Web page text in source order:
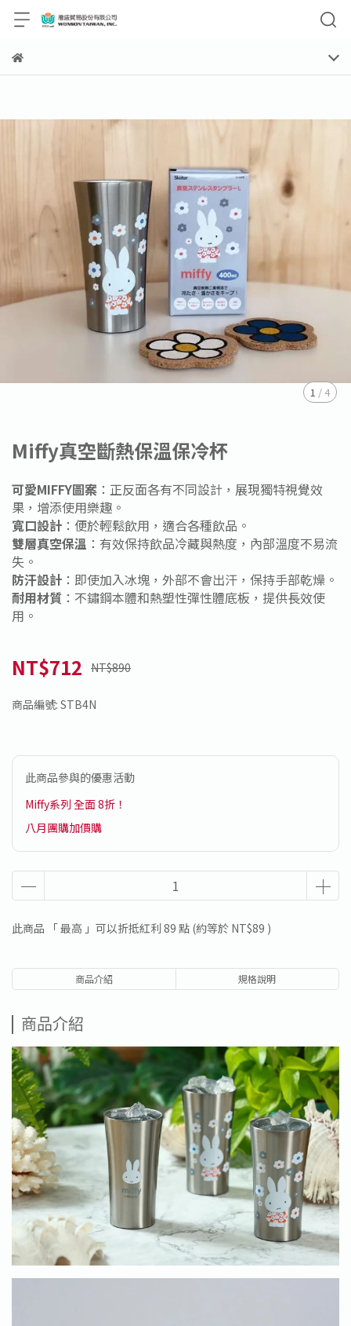
1 / 4
Miffy真空斷熱保溫保冷杯
可愛MIFFY圖案 ：正反面各有不同設計，展現獨特視覺效
果，增添使用樂趣。
寬口設計 ：便於輕鬆飲用，適合各種飲品。
雙層真空保溫 ：有效保持飲品冷藏與熱度，內部溫度不易流
失。
防汗設計 ：即使加入冰塊，外部不會出汗，保持手部乾燥。
耐用材質 ：不鏽鋼本體和熱塑性彈性體底板，提供長效使
用。
NT$712 NT$890
商品編號: STB4N
此商品參與的優惠活動
Miffy系列 全面 8折！
八月團購加價購
此商品 「 最高 」可以折抵紅利 89 點 (約等於 NT$89 )
商品介紹 規格說明
商品介紹